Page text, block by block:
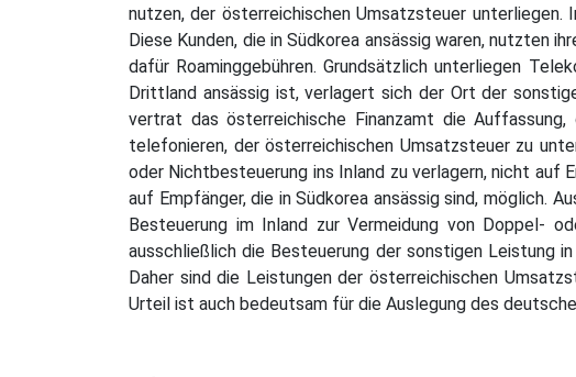
nutzen, der österreichischen Umsatzsteuer unterliegen.
Diese Kunden, die in Südkorea ansässig waren, nutzten
dafür Roaminggebühren. Grundsätzlich unterliegen
Drittland ansässig ist, verlagert sich der Ort der
vertrat das österreichische Finanzamt die
telefonieren, der österreichischen Umsatzsteuer zu
oder Nichtbesteuerung ins Inland zu verlagern, nicht auf
auf Empfänger, die in Südkorea ansässig sind, möglich.
Besteuerung im Inland zur Vermeidung von Doppel-
ausschließlich die Besteuerung der sonstigen Leistung
Daher sind die Leistungen der österreichischen
Urteil ist auch bedeutsam für die Auslegung des